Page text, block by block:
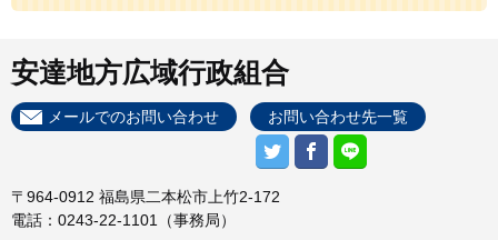
職員採用情報
財政情報
情報公開
広域概要
安達地方広域行政組合
メールでのお問い合わせ お問い合わせ先一覧
〒964-0912 福島県二本松市上竹2-172
電話：0243-22-1101（事務局）